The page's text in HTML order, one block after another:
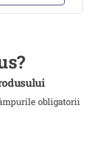
obligatorii